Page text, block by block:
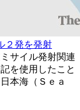
２発を発射
サイル発射関連
を使用したこと
日本海（Ｓｅａ